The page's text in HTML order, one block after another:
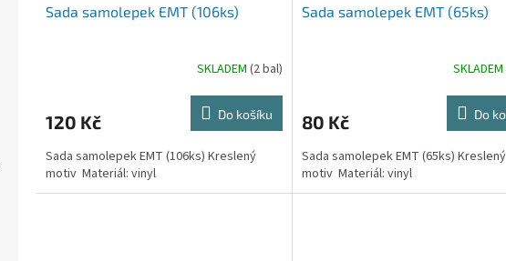
Sada samolepek EMT (106ks)
SKLADEM (2 bal)
120 Kč Do košíku
Sada samolepek EMT (106ks) Kreslený
motiv Materiál: vinyl
Sada samolepek EMT (65ks)
SKLADEM
80 Kč Do
Sada samolepek EMT (65ks) Kreslený
motiv Materiál: vinyl